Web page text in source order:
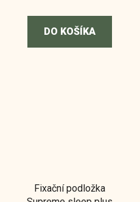
DO KOŠÍKA
Fixační podložka